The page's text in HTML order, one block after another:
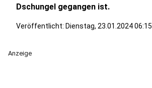
Dschungel gegangen ist.
Veröffentlicht: Dienstag, 23.01.2024 06:15
Anzeige